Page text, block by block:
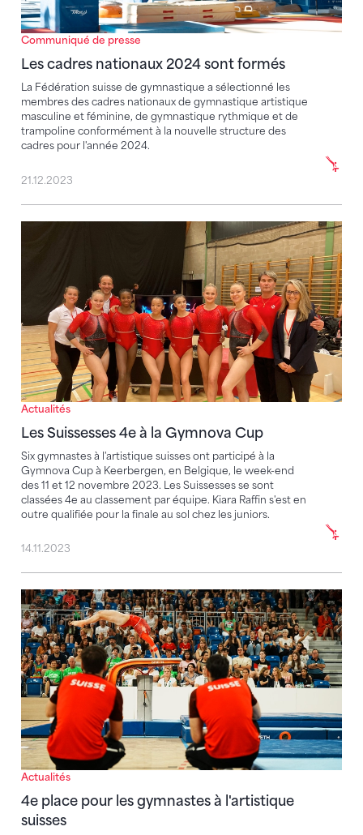
Communiqué de presse
Les cadres nationaux 2024 sont formés
La Fédération suisse de gymnastique a sélectionné les
membres des cadres nationaux de gymnastique artistique
masculine et féminine, de gymnastique rythmique et de
trampoline conformément à la nouvelle structure des
cadres pour l'année 2024.
21.12.2023
Actualités
Les Suissesses 4e à la Gymnova Cup
Six gymnastes à l'artistique suisses ont participé à la
Gymnova Cup à Keerbergen, en Belgique, le week-end
des 11 et 12 novembre 2023. Les Suissesses se sont
classées 4e au classement par équipe. Kiara Raffin s'est en
outre qualifiée pour la finale au sol chez les juniors.
Les Suissesses 4e à la Gymnova Cup
14.11.2023
Actualités
4e place pour les gymnastes à l'artistique
suisses
4e place pour les gymnastes à l'artistique suisses